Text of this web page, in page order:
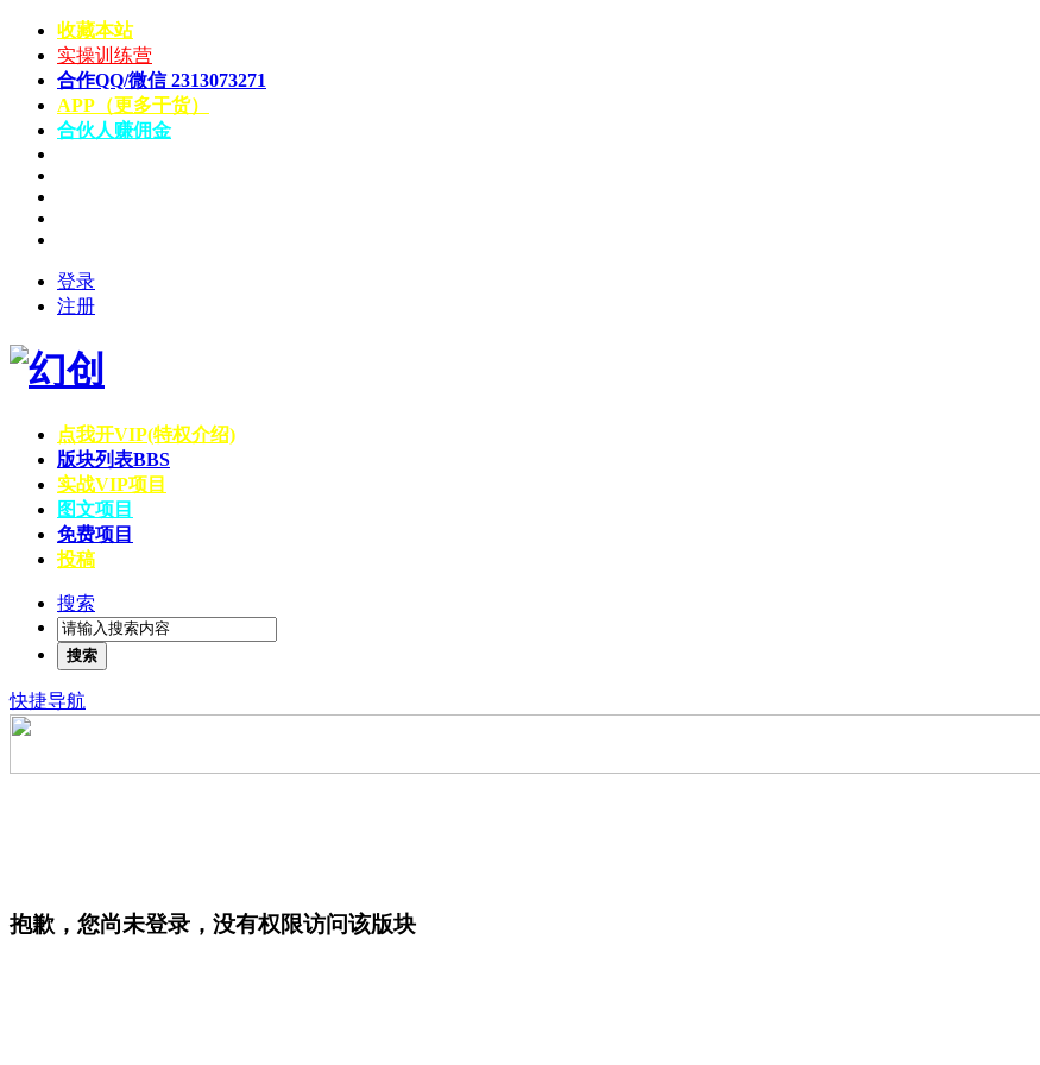
收藏本站
实操训练营
合作QQ/微信 2313073271
APP（更多干货）
合伙人赚佣金
登录
注册
点我开VIP(特权介绍)
版块列表BBS
实战VIP项目
图文项目
免费项目
投稿
搜索
搜索
快捷导航
抱歉，您尚未登录，没有权限访问该版块